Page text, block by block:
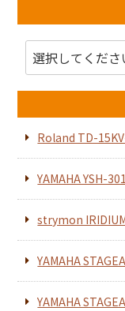
Roland TD-
YAMAHA YSH-
strymon